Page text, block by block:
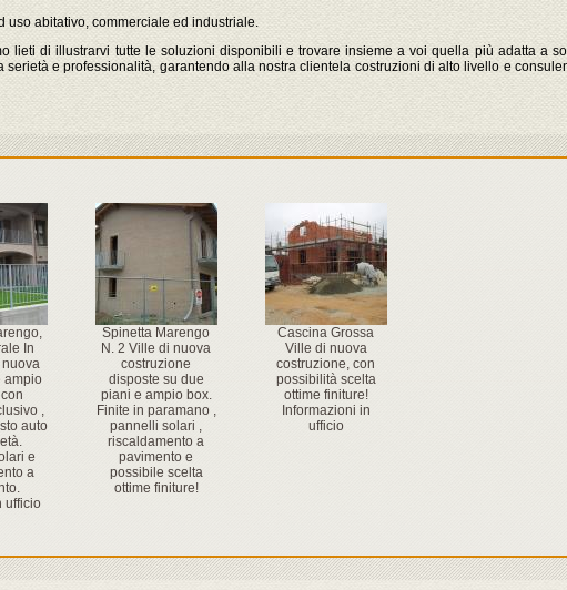
uso abitativo, commerciale ed industriale.
lieti di illustrarvi tutte le soluzioni disponibili e trovare insieme a voi quella più adatta a
e professionalità, garantendo alla nostra clientela costruzioni di alto livello e
In
ampio
,
auto
e
a
ufficio
Spinetta Marengo
N. 2 Ville di nuova
costruzione
disposte su due
piani e ampio box.
Finite in paramano ,
pannelli solari ,
riscaldamento a
pavimento e
possibile scelta
ottime finiture!
Cascina Grossa
Ville di nuova
costruzione, con
possibilità scelta
ottime finiture!
Informazioni in
ufficio